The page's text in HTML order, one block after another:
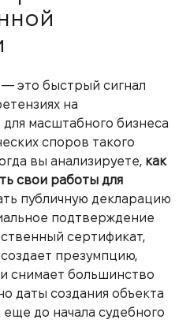
это быстрый сигнал
на
масштабного бизнеса
споров такого
вы анализируете, как
свои работы для
публичную декларацию
подтверждение
сертификат,
презумпцию,
снимает большинство
даты создания объекта
до начала судебного